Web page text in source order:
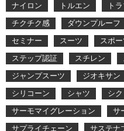
ナイロン トルエン ト
チクチク感
ダウンプルーフ
セミナー
スーツ スポ
ステップ認証
スチレン
ジャンプスーツ
ジオキサン
シリコーン
シャツ
シ
サーモマイグレーション
サ
サプライチェーン
サステナ